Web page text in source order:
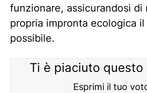
funzionare, assicurandosi di
propria impronta ecologica
possibile.
Ti è piaciuto questo
Esprimi il tuo